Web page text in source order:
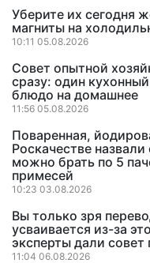
Уберите их сегодня
магниты на
10:11 05.08.2026
Совет опытной
сразу: один
блюдо на домашнее
11:56 05.08.2026
Поваренная,
Роскачестве
можно брать по 5
примесей
10:23 03.08.2026
Вы только зря
усваивается из-за
эксперты дали совет
11:04 06.08.2026